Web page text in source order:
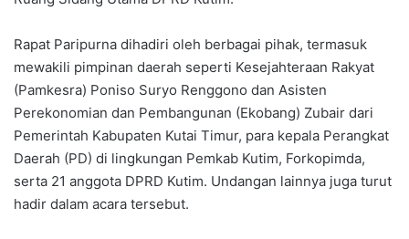
Rapat Paripurna dihadiri oleh berbagai pihak, termasuk
mewakili pimpinan daerah seperti Kesejahteraan Rakyat
(Pamkesra) Poniso Suryo Renggono dan Asisten
Perekonomian dan Pembangunan (Ekobang) Zubair dari
Pemerintah Kabupaten Kutai Timur, para kepala Perangkat
Daerah (PD) di lingkungan Pemkab Kutim, Forkopimda,
serta 21 anggota DPRD Kutim. Undangan lainnya juga turut
hadir dalam acara tersebut.